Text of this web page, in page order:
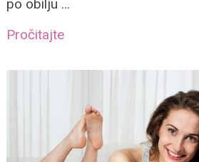
po obilju …
Pročitajte